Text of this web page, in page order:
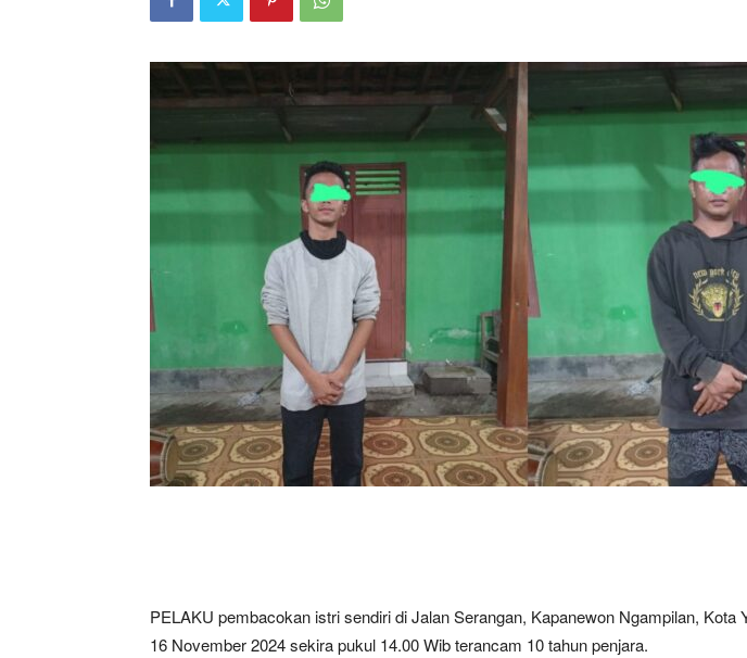
PELAKU pembacokan istri sendiri di Jalan Serangan, Kapanewon Ngampilan, Kota
16 November 2024 sekira pukul 14.00 Wib terancam 10 tahun penjara.